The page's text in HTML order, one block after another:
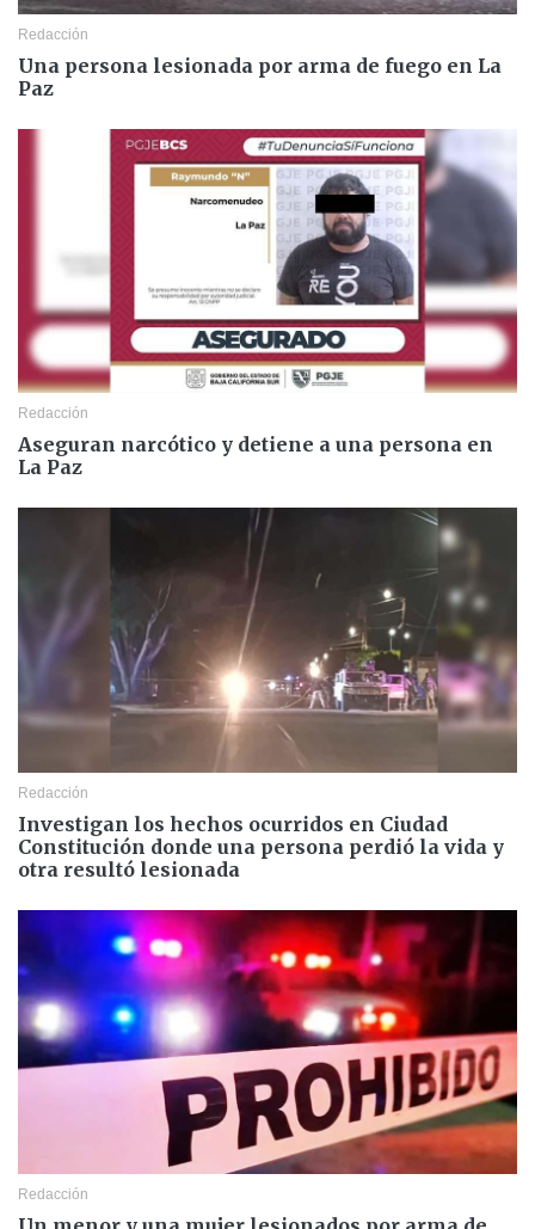
Redacción
Una persona lesionada por arma de fuego en La
Paz
Redacción
Aseguran narcótico y detiene a una persona en
La Paz
Redacción
Investigan los hechos ocurridos en Ciudad
Constitución donde una persona perdió la vida y
otra resultó lesionada
Redacción